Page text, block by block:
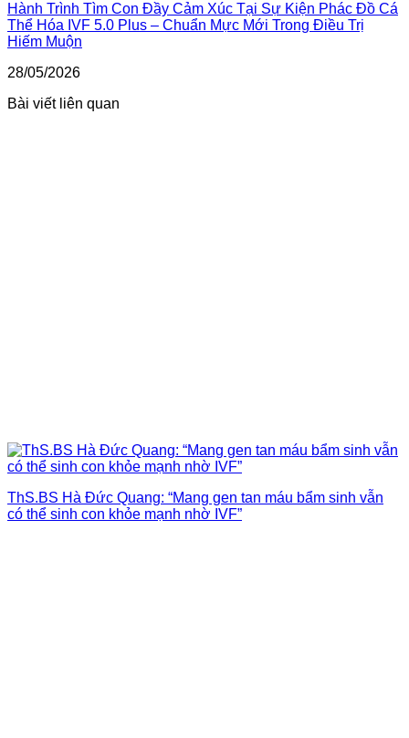
Hành Trình Tìm Con Đầy Cảm Xúc Tại Sự Kiện Phác Đồ Cá
Thể Hóa IVF 5.0 Plus – Chuẩn Mực Mới Trong Điều Trị
Hiếm Muộn
28/05/2026
Bài viết liên quan
ThS.BS Hà Đức Quang: “Mang gen tan máu bẩm sinh vẫn
có thể sinh con khỏe mạnh nhờ IVF”